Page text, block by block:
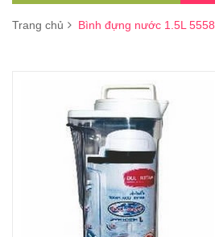
Trang chủ Bình đựng nước 1.5L 5558